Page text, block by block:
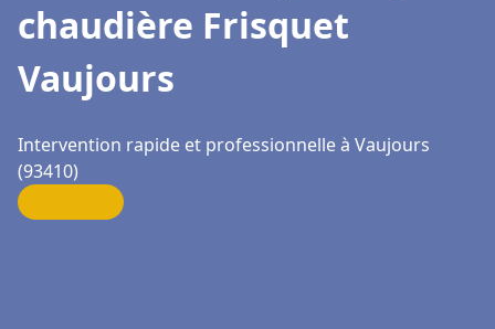
chaudière Frisquet
Vaujours
Intervention rapide et professionnelle à Vaujours
(93410)